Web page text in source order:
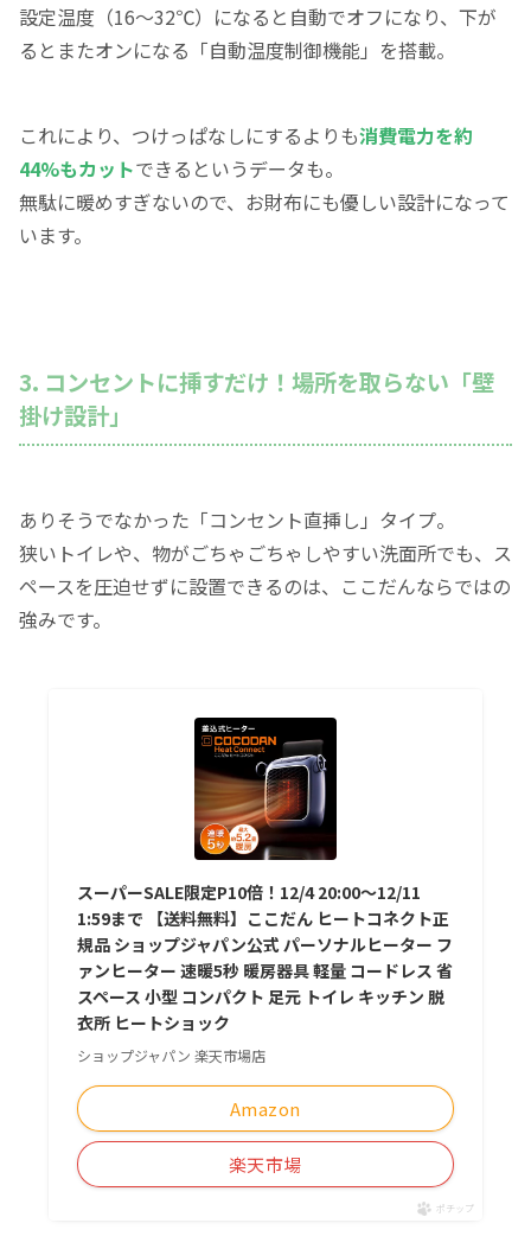
設定温度（16〜32℃）になると自動でオフになり、下が
るとまたオンになる「自動温度制御機能」を搭載。
これにより、つけっぱなしにするよりも消費電力を約
44%もカットできるというデータも。
無駄に暖めすぎないので、お財布にも優しい設計になって
います。
3. コンセントに挿すだけ！場所を取らない「壁
掛け設計」
ありそうでなかった「コンセント直挿し」タイプ。
狭いトイレや、物がごちゃごちゃしやすい洗面所でも、ス
ペースを圧迫せずに設置できるのは、ここだんならではの
強みです。
スーパーSALE限定P10倍！12/4 20:00〜12/11
1:59まで 【送料無料】ここだん ヒートコネクト正
規品 ショップジャパン公式 パーソナルヒーター フ
ァンヒーター 速暖5秒 暖房器具 軽量 コードレス 省
スペース 小型 コンパクト 足元 トイレ キッチン 脱
衣所 ヒートショック
ショップジャパン 楽天市場店
Amazon
楽天市場
ポチップ